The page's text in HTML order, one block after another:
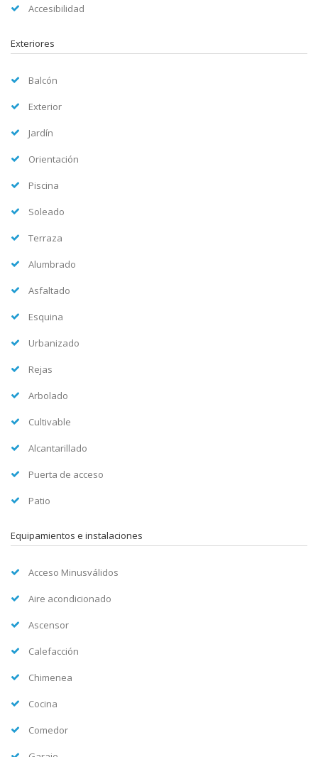
Accesibilidad
Exteriores
Balcón
Exterior
Jardín
Orientación
Piscina
Soleado
Terraza
Alumbrado
Asfaltado
Esquina
Urbanizado
Rejas
Arbolado
Cultivable
Alcantarillado
Puerta de acceso
Patio
Equipamientos e instalaciones
Acceso Minusválidos
Aire acondicionado
Ascensor
Calefacción
Chimenea
Cocina
Comedor